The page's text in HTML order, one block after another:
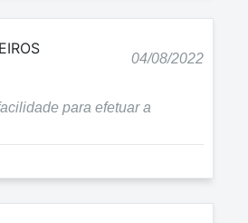
04/08/2022
para efetuar a